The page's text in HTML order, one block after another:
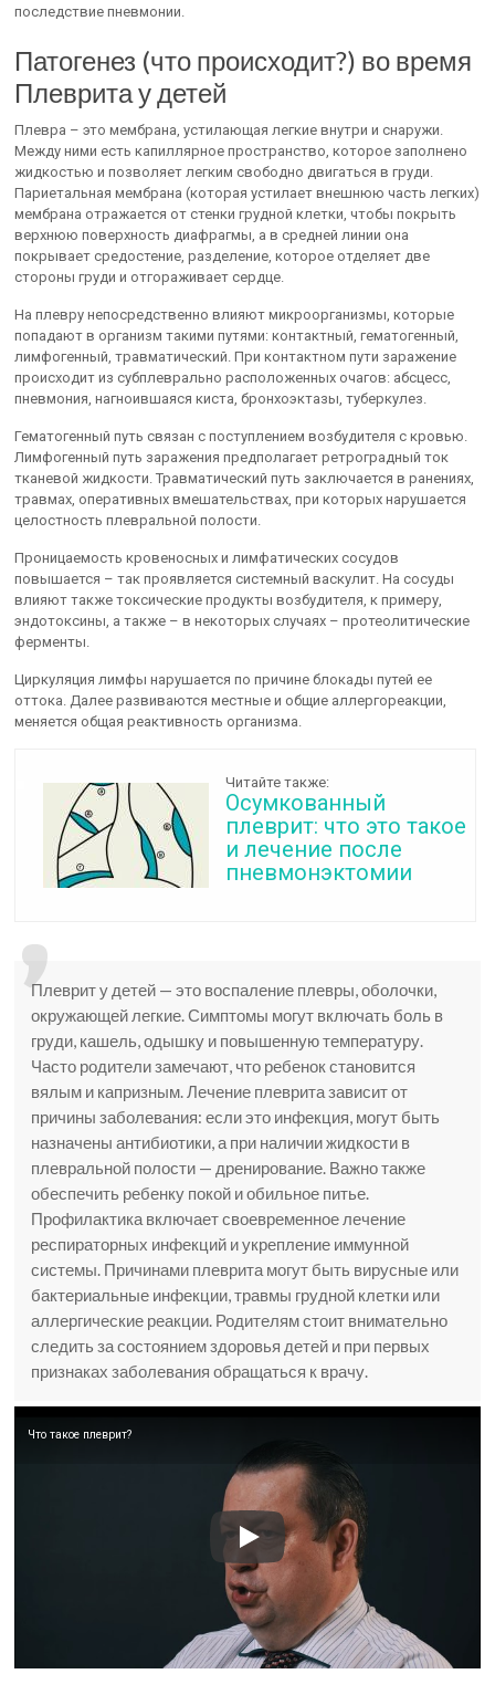
последствие пневмонии.
Патогенез (что происходит?) во время
Плеврита у детей
Плевра – это мембрана, устилающая легкие внутри и снаружи.
Между ними есть капиллярное пространство, которое заполнено
жидкостью и позволяет легким свободно двигаться в груди.
Париетальная мембрана (которая устилает внешнюю часть легких)
мембрана отражается от стенки грудной клетки, чтобы покрыть
верхнюю поверхность диафрагмы, а в средней линии она
покрывает средостение, разделение, которое отделяет две
стороны груди и отгораживает сердце.
На плевру непосредственно влияют микроорганизмы, которые
попадают в организм такими путями: контактный, гематогенный,
лимфогенный, травматический. При контактном пути заражение
происходит из субплеврально расположенных очагов: абсцесс,
пневмония, нагноившаяся киста, бронхоэктазы, туберкулез.
Гематогенный путь связан с поступлением возбудителя с кровью.
Лимфогенный путь заражения предполагает ретроградный ток
тканевой жидкости. Травматический путь заключается в ранениях,
травмах, оперативных вмешательствах, при которых нарушается
целостность плевральной полости.
Проницаемость кровеносных и лимфатических сосудов
повышается – так проявляется системный васкулит. На сосуды
влияют также токсические продукты возбудителя, к примеру,
эндотоксины, а также – в некоторых случаях – протеолитические
ферменты.
Циркуляция лимфы нарушается по причине блокады путей ее
оттока. Далее развиваются местные и общие аллергореакции,
меняется общая реактивность организма.
Читайте также:
Осумкованный
плеврит: что это такое
и лечение после
пневмонэктомии
Плеврит у детей — это воспаление плевры, оболочки,
окружающей легкие. Симптомы могут включать боль в
груди, кашель, одышку и повышенную температуру.
Часто родители замечают, что ребенок становится
вялым и капризным. Лечение плеврита зависит от
причины заболевания: если это инфекция, могут быть
назначены антибиотики, а при наличии жидкости в
плевральной полости — дренирование. Важно также
обеспечить ребенку покой и обильное питье.
Профилактика включает своевременное лечение
респираторных инфекций и укрепление иммунной
системы. Причинами плеврита могут быть вирусные или
бактериальные инфекции, травмы грудной клетки или
аллергические реакции. Родителям стоит внимательно
следить за состоянием здоровья детей и при первых
признаках заболевания обращаться к врачу.
Что такое плеврит?